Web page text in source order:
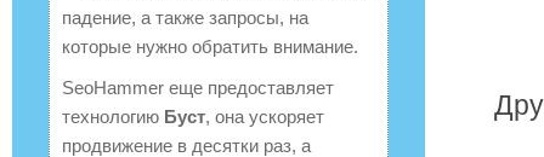
падение, а также запросы, на
которые нужно обратить внимание.
SeoHammer еще предоставляет
технологию Буст, она ускоряет
продвижение в десятки раз, а